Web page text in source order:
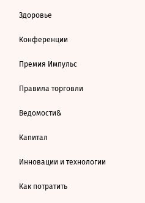
Здоровье
Конференции
Премия Импульс
Правила торговли
Ведомости&
Капитал
Инновации и технологии
Как потратить